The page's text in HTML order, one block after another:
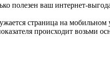
полезен ваш интернет-
страница на мобильном
происходит возьми